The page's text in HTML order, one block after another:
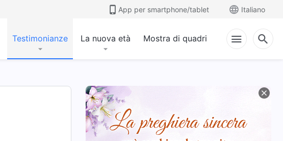
App per smartphone/tablet Italiano
Testimonianze La nuova età Mostra di quadri